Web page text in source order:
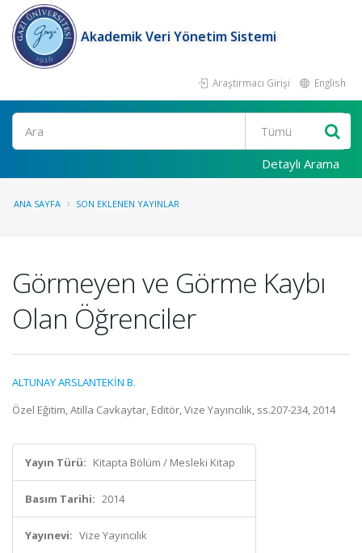
Akademik Veri Yönetim Sistemi
Araştırmacı Girişi English
Ara
Detaylı Arama
ANA SAYFA SON EKLENEN YAYINLAR
Görmeyen ve Görme Kaybı
Olan Öğrenciler
ALTUNAY ARSLANTEKİN B.
Özel Eğitim, Atilla Cavkaytar, Editör, Vize Yayıncılık, ss.207-234, 2014
Yayın Türü: Kitapta Bölüm / Mesleki Kitap
Basım Tarihi: 2014
Yayınevi: Vize Yayıncılık